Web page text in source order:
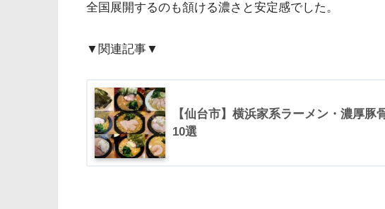
全国展開するのも頷ける濃さと安定感でした。
▼関連記事▼
【仙台市】横浜家系ラーメン・濃厚豚
10選